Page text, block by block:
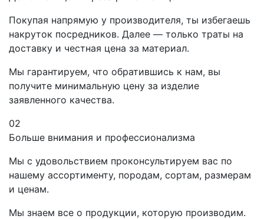
Покупая напрямую у производителя, ты избегаешь
накруток посредников. Далее — только траты на
доставку и честная цена за материал.
Мы гарантируем, что обратившись к нам, вы
получите минимальную цену за изделие
заявленного качества.
02
Больше внимания и профессионализма
Мы с удовольствием проконсультируем вас по
нашему ассортименту, породам, сортам, размерам
и ценам.
Мы знаем все о продукции, которую производим.